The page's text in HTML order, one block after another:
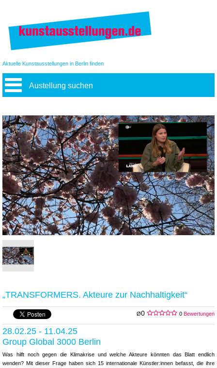
Aktuelle Kunstausstellungen in Berlin finden
Austellung suchen
„TRANSFORMERS. Akteure zur Nachhaltigkeit“
Ø0 0 Bewertungen
28.02.25 - 11.04.25
Group Global 3000 Berlin
Was hilft noch gegen die Klimakrise und welche Akteure könnten das Blatt endlich
wenden? Mit dieser Frage haben sich 15 internationale Künstler:innen befasst, die ihre